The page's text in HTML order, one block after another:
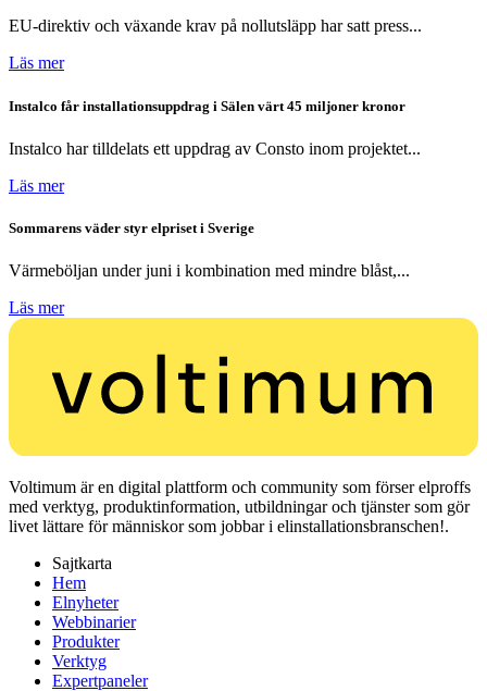
EU-direktiv och växande krav på nollutsläpp har satt press...
Läs mer
Instalco får installationsuppdrag i Sälen värt 45 miljoner kronor
Instalco har tilldelats ett uppdrag av Consto inom projektet...
Läs mer
Sommarens väder styr elpriset i Sverige
Värmeböljan under juni i kombination med mindre blåst,...
Läs mer
Voltimum är en digital plattform och community som förser elproffs
med verktyg, produktinformation, utbildningar och tjänster som gör
livet lättare för människor som jobbar i elinstallationsbranschen!.
Sajtkarta
Hem
Elnyheter
Webbinarier
Produkter
Verktyg
Expertpaneler